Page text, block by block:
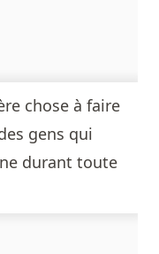
chose à faire
gens qui
durant toute